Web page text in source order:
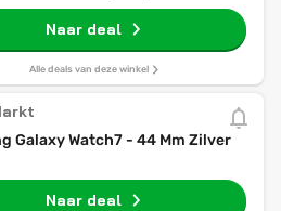
Naar deal
Alle deals van deze winkel
Galaxy Watch7 - 44 Mm Zilver
Naar deal